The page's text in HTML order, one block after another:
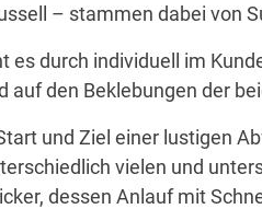
– stammen dabei von
durch individuell im
auf den Beklebungen der
und Ziel einer lustigen
vielen und
dessen Anlauf mit